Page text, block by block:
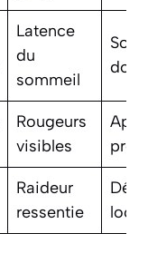
Latence
du
sommeil
Rougeurs
visibles
Raideur
ressentie